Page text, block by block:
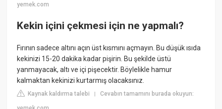
yemek.com
Kekin içini çekmesi için ne yapmalı?
Fırının sadece altını açın üst kısmını açmayın. Bu düşük ısıda
kekinizi 15-20 dakika kadar pişirin. Bu şekilde üstü
yanmayacak, altı ve içi pişecektir. Böylelikle hamur
kalmaktan kekinizi kurtarmış olacaksınız.
Kaynak kaldırma talebi |Cevabın tamamını burada okuyun: